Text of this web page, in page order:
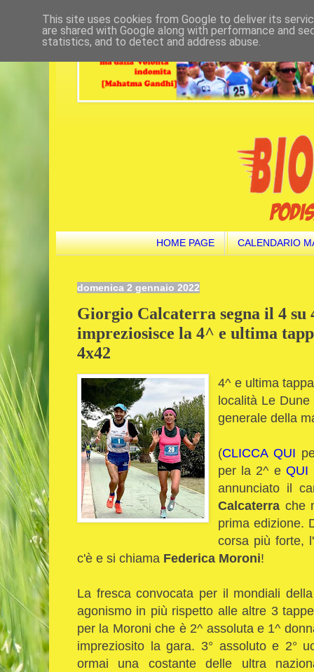
HOME PAGE CALENDARIO
domenica 2 gennaio 2022
Giorgio Calcaterra segna il 4
impreziosisce la 4^ e ultima
4x42
4^ e ultima
località Le
generale della
(CLICCA QUI
per la 2^ e QUI
annunciato il
Calcaterra che
prima edizione.
corsa più forte,
c'è e si chiama Federica Moroni!
La fresca convocata per il mondiali
agonismo in più rispetto alle altre 3
per la Moroni che è 2^ assoluta e 1^
impreziosito la gara. 3° assoluto e 2°
ormai una costante delle ultra
This site uses cookies from Google to deliver its
are shared with Google along with performance and
statistics, and to detect and address abuse.